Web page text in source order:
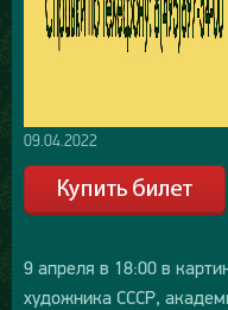
09.04.2022
9 апреля в 18:00 в
художника СССР,